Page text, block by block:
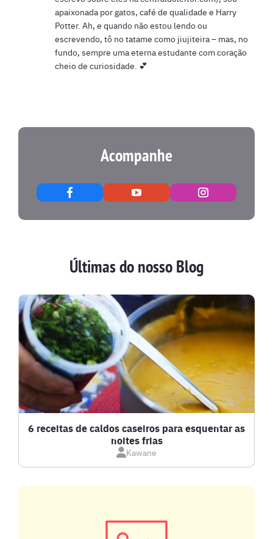
apaixonada por gatos, café de qualidade e Harry
Potter. Ah, e quando não estou lendo ou
escrevendo, tô no tatame como jiujiteira – mas, no
fundo, sempre uma eterna estudante com coração
cheio de curiosidade. 💕
Acompanhe
Últimas do nosso Blog
6 receitas de caldos caseiros para esquentar as
noites frias
Kawane